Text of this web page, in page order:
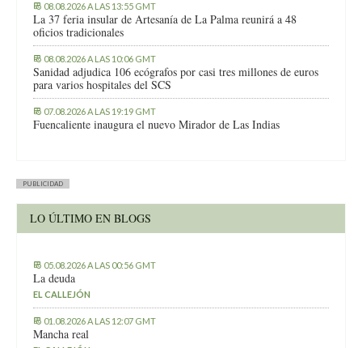
08.08.2026 A LAS 13:55 GMT
La 37 feria insular de Artesanía de La Palma reunirá a 48
oficios tradicionales
08.08.2026 A LAS 10:06 GMT
Sanidad adjudica 106 ecógrafos por casi tres millones de euros
para varios hospitales del SCS
07.08.2026 A LAS 19:19 GMT
Fuencaliente inaugura el nuevo Mirador de Las Indias
PUBLICIDAD
LO ÚLTIMO EN BLOGS
05.08.2026 A LAS 00:56 GMT
La deuda
EL CALLEJÓN
01.08.2026 A LAS 12:07 GMT
Mancha real